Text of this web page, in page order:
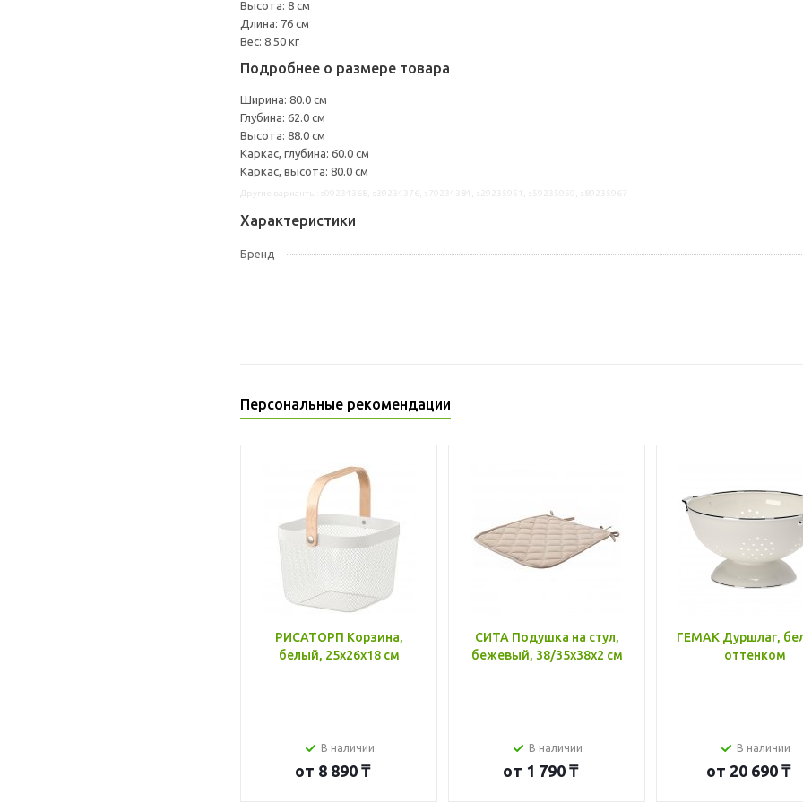
Высота: 8 см
Длина: 76 см
Вес: 8.50 кг
Подробнее о размере товара
Ширина: 80.0 см
Глубина: 62.0 см
Высота: 88.0 см
Каркас, глубина: 60.0 см
Каркас, высота: 80.0 см
Характеристики
Бренд
Персональные рекомендации
РИСАТОРП Корзина,
белый, 25x26x18 см
В наличии
от 8 890 ₸
СИТА Подушка на стул,
бежевый, 38/35x38x2 см
В наличии
от 1 790 ₸
ГЕМАК Дуршлаг,
оттенком
В наличии
от 20 690 ₸